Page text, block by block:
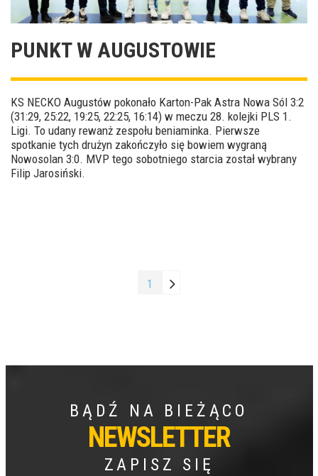
PUNKT W AUGUSTOWIE
KS NECKO Augustów pokonało Karton-Pak Astra Nowa Sól 3:2
(31:29, 25:22, 19:25, 22:25, 16:14) w meczu 28. kolejki PLS 1.
Ligi. To udany rewanż zespołu beniaminka. Pierwsze
spotkanie tych drużyn zakończyło się bowiem wygraną
Nowosolan 3:0. MVP tego sobotniego starcia został wybrany
Filip Jarosiński.
1
BĄDŹ NA BIEŻĄCO
NEWSLETTER
ZAPISZ SIĘ